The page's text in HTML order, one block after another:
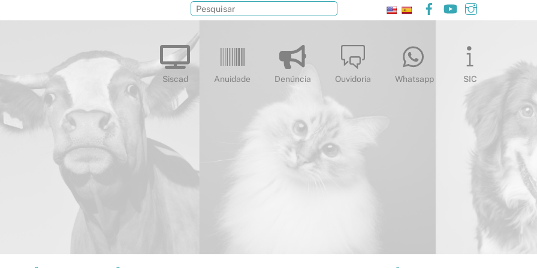
Facebook
YouTube
Siscad Anuidade Denúncia Ouvidoria Whatsapp SIC